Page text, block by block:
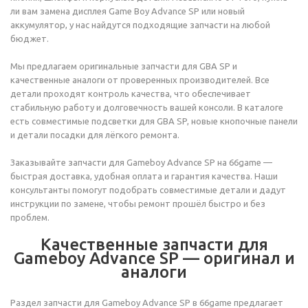
ли вам замена дисплея Game Boy Advance SP или новый
аккумулятор, у нас найдутся подходящие запчасти на любой
бюджет.
Мы предлагаем оригинальные запчасти для GBA SP и
качественные аналоги от проверенных производителей. Все
детали проходят контроль качества, что обеспечивает
стабильную работу и долговечность вашей консоли. В каталоге
есть совместимые подсветки для GBA SP, новые кнопочные панели
и детали посадки для лёгкого ремонта.
Заказывайте запчасти для Gameboy Advance SP на 66game —
быстрая доставка, удобная оплата и гарантия качества. Наши
консультанты помогут подобрать совместимые детали и дадут
инструкции по замене, чтобы ремонт прошёл быстро и без
проблем.
Качественные запчасти для
Gameboy Advance SP — оригинал и
аналоги
Раздел запчасти для Gameboy Advance SP в 66game предлагает